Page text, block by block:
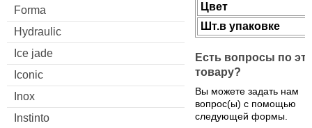
Forma
Hydraulic
Ice jade
Iconic
Inox
Instinto
Цвет
Шт.в упаковке
Есть вопросы по
товару?
Вы можете задать нам
вопрос(ы) с помощью
следующей формы.